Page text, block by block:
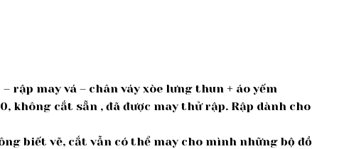
rập may vá – chân váy xòe lưng thun + áo yếm
không cắt sẵn , đã được may thử rập. Rập dành cho
biết vẽ, cắt vẫn có thể may cho mình những bộ đồ